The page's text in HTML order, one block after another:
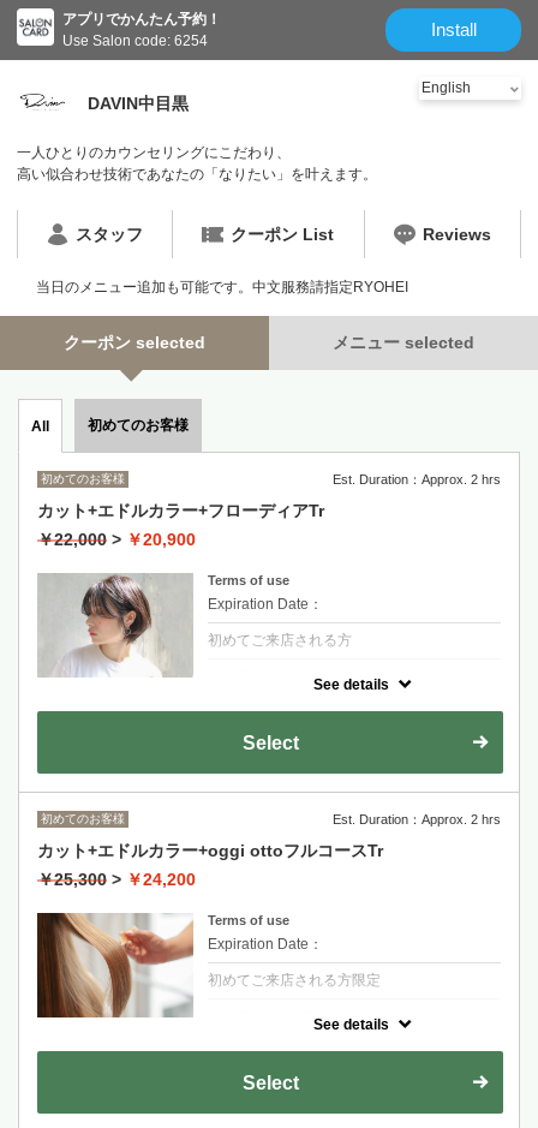
アプリでかんたん予約！
Use Salon code: 6254
Install
DAVIN中目黒
一人ひとりのカウンセリングにこだわり、
高い似合わせ技術であなたの「なりたい」を叶えます。
スタッフ クーポン List Reviews
当日のメニュー追加も可能です。中文服務請指定RYOHEI
クーポン selected メニュー selected
All 初めてのお客様
初めてのお客様 Est. Duration：Approx. 2 hrs
カット+エドルカラー+フローディアTr
￥22,000 > ￥20,900
Terms of use
Expiration Date：
初めてご来店される方
用。
傷んだ部分に直接反応する最新システムトリ
ートメント。
剪髮+染髮+FLOWDIA護髮
適合輕度到中度受損的髮質
長度過鎖骨+1100
RYOHEI+2200
See details
Select
初めてのお客様 Est. Duration：Approx. 2 hrs
カット+エドルカラー+oggi ottoフルコースTr
￥25,300 > ￥24,200
Terms of use
Expiration Date：
初めてご来店される方限定
用。
髪質改善魔法のトリートメントと称される
oggi ottoは、ひとりひとりに合わせたオーダ
See details
Select